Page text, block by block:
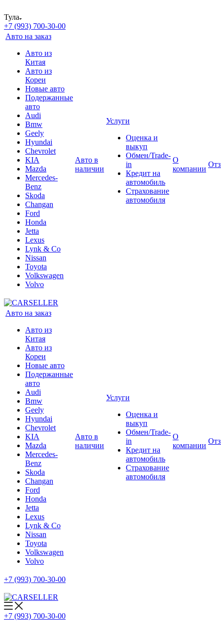
Тула
+7 (993) 700-30-00
Авто на заказ
Авто из
Китая
Авто из
Кореи
Новые авто
Подержанные
авто
Audi
Bmw
Geely
Hyundai
Chevrolet
KIA
Mazda
Mercedes-
Benz
Skoda
Changan
Ford
Honda
Jetta
Lexus
Lynk & Co
Nissan
Toyota
Volkswagen
Volvo
Авто в
наличии
Услуги
Оценка и
выкуп
Обмен/Trade-
in
Кредит на
автомобиль
Страхование
автомобиля
О
компании
Авто на заказ
Авто из
Китая
Авто из
Кореи
Новые авто
Подержанные
авто
Audi
Bmw
Geely
Hyundai
Chevrolet
KIA
Mazda
Mercedes-
Benz
Skoda
Changan
Ford
Honda
Jetta
Lexus
Lynk & Co
Nissan
Toyota
Volkswagen
Volvo
Авто в
наличии
Услуги
Оценка и
выкуп
Обмен/Trade-
in
Кредит на
автомобиль
Страхование
автомобиля
О
компании
+7 (993) 700-30-00
+7 (993) 700-30-00